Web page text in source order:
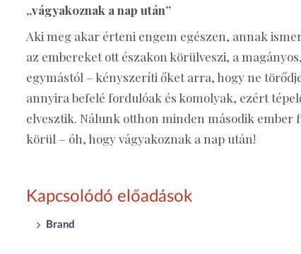
„vágyakoznak a nap után”
Aki meg akar érteni engem egészen, annak
az embereket ott északon körülveszi, a
egymástól – kényszeríti őket arra, hogy ne
annyira befelé fordulóak és komolyak, ezért
elvesztik. Nálunk otthon minden második ember
körül – óh, hogy vágyakoznak a nap után!
Kapcsolódó előadások
Brand